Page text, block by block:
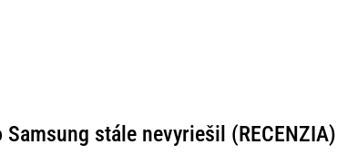
stále nevyriešil (RECENZIA)